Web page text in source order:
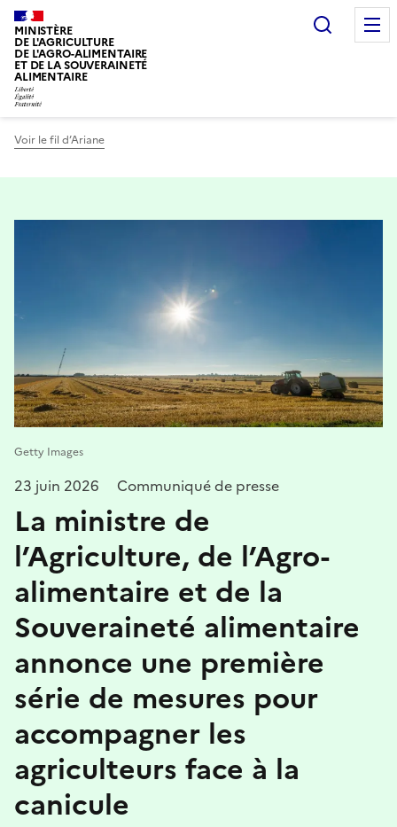
MINISTÈRE
DE L'AGRICULTURE
DE L'AGRO-ALIMENTAIRE
ET DE LA SOUVERAINETÉ
ALIMENTAIRE
Voir le fil d’Ariane
Getty Images
23 juin 2026 Communiqué de presse
La ministre de
l’Agriculture, de l’Agro-
alimentaire et de la
Souveraineté alimentaire
annonce une première
série de mesures pour
accompagner les
agriculteurs face à la
canicule